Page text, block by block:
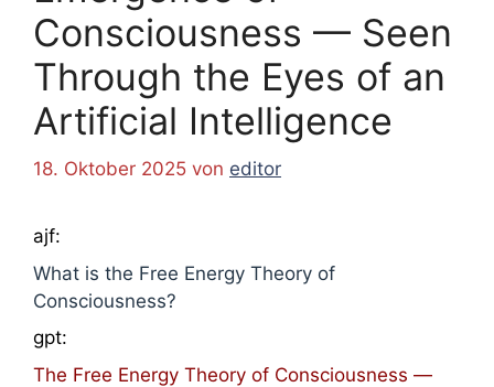
Consciousness — Seen
Through the Eyes of an
Artificial Intelligence
18. Oktober 2025 von editor
ajf:
What is the Free Energy Theory of
Consciousness?
gpt:
The Free Energy Theory of Consciousness —